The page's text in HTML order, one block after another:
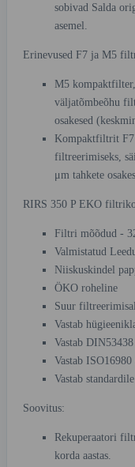
sobivad Salda
asemel.
Erinevused F7 ja M5
M5 kompaktfilter,
väljatõmbeõhu
osakesed
Kompaktfiltrit F7
filtreerimiseks,
μm tahkete
RIRS 350 P EKO
Filtri mõõdud -
Valmistatud
Niiskuskindel
ÖKO roheline
Suur
Vastab
Vastab
Vastab
Vastab
Soovitus:
Rekuperaatori
korda aastas.